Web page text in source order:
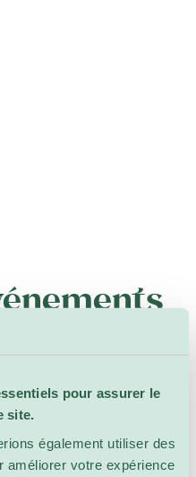
pour assurer le
site.
également utiliser des
améliorer votre expérience
lieu